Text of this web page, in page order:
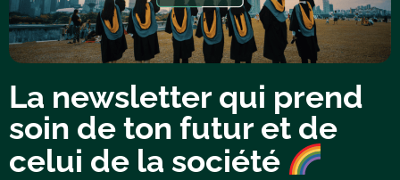
La newsletter qui prend
soin de ton futur et de
celui de la société